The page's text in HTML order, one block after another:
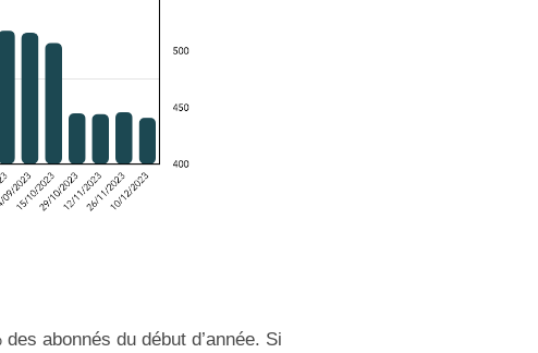
abonnés du début d’année. Si